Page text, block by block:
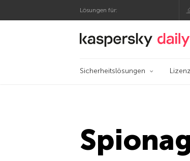
Lösungen für:
Offizieller
Sicherheitslösungen